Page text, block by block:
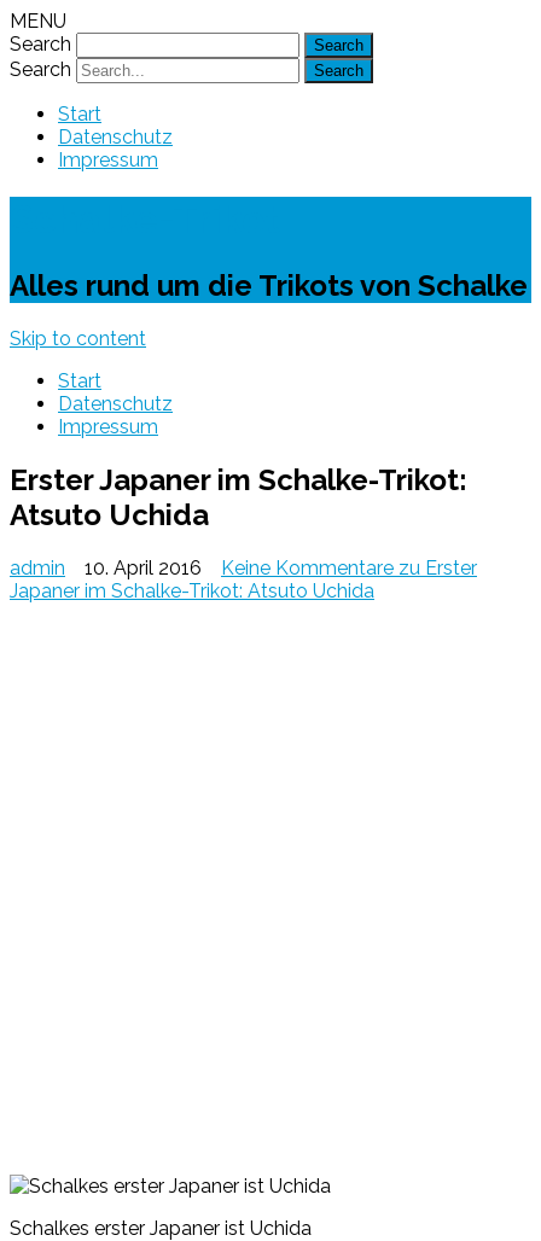
MENU
Search
Search
Start
Datenschutz
Impressum
Alles rund um die Trikots von Schalke
Skip to content
Start
Datenschutz
Impressum
Erster Japaner im Schalke-Trikot:
Atsuto Uchida
admin 10. April 2016 Keine Kommentare zu Erster
Japaner im Schalke-Trikot: Atsuto Uchida
Schalkes erster Japaner ist Uchida